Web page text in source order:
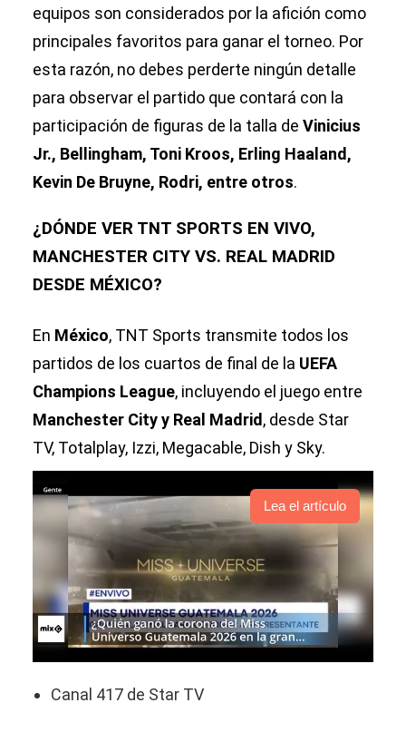
equipos son considerados por la afición como
principales favoritos para ganar el torneo. Por
esta razón, no debes perderte ningún detalle
para observar el partido que contará con la
participación de figuras de la talla de Vinicius
Jr., Bellingham, Toni Kroos, Erling Haaland,
Kevin De Bruyne, Rodri, entre otros.
¿DÓNDE VER TNT SPORTS EN VIVO,
MANCHESTER CITY VS. REAL MADRID
DESDE MÉXICO?
En México, TNT Sports transmite todos los
partidos de los cuartos de final de la UEFA
Champions League, incluyendo el juego entre
Manchester City y Real Madrid , desde Star
TV, Totalplay, Izzi, Megacable, Dish y Sky.
Lea el artículo
Canal 417 de Star TV